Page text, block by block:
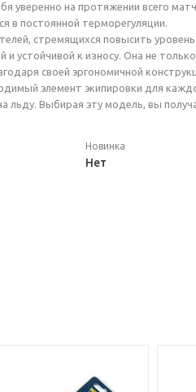
уверенно на протяжении всего
в постоянной терморегуляции.
стремящихся повысить уровень
устойчивой к износу. Она не
своей эргономичной
элемент экипировки для
льду. Выбирая эту модель, вы
Новинка
Нет